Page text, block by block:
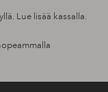
Lue lisää kassalla.